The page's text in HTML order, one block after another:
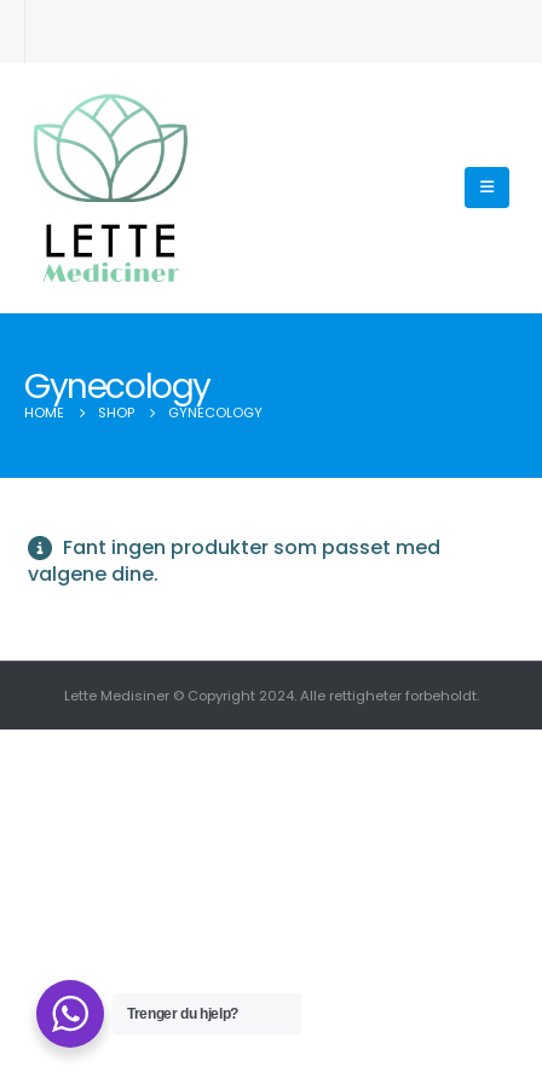
Gynecology
HOME SHOP GYNECOLOGY
Fant ingen produkter som passet med
valgene dine.
Lette Medisiner © Copyright 2024. Alle rettigheter forbeholdt.
Trenger du hjelp?